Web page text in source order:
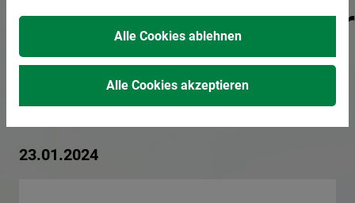
der
Volkshochschule
23.01.2024
Alle Cookies ablehnen
Alle Cookies akzeptieren